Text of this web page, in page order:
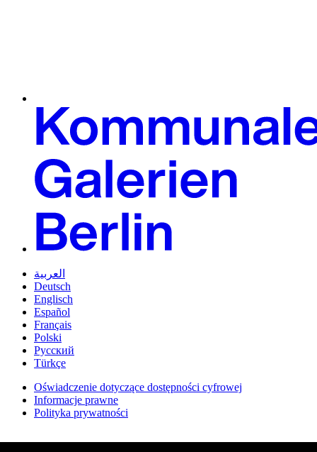
العربية
Deutsch
Englisch
Español
Français
Polski
Русский
Türkçe
Oświadczenie dotyczące dostępności cyfrowej
Informacje prawne
Polityka prywatności